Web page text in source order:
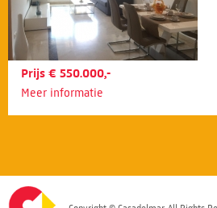
Prijs € 550.000,-
Meer informatie